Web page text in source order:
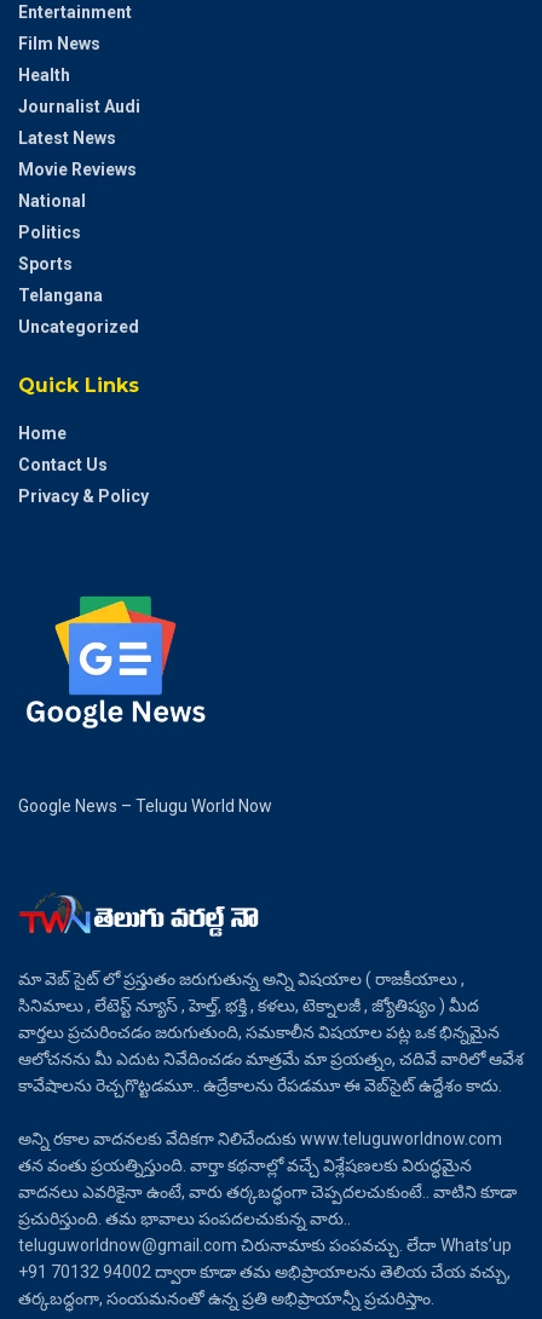
Entertainment
Film News
Health
Journalist Audi
Latest News
Movie Reviews
National
Politics
Sports
Telangana
Uncategorized
Quick Links
Home
Contact Us
Privacy & Policy
Google News – Telugu World Now
మా వెబ్ సైట్ లో ప్రస్తుతం జరుగుతున్న అన్ని విషయాల ( రాజకీయాలు ,
సినిమాలు , లేటెస్ట్ న్యూస్ , హెల్త్, భక్తి , కళలు, టెక్నాలజీ , జ్యోతిష్యం ) మీద
వార్తలు ప్రచురించడం జరుగుతుంది, సమకాలీన విషయాల పట్ల ఒక భిన్నమైన
ఆలోచనను మీ ఎదుట నివేదించడం మాత్రమే మా ప్రయత్నం, చదివే వారిలో ఆవేశ
కావేషాలను రెచ్చగొట్టడమూ.. ఉద్రేకాలను రేపడమూ ఈ వెబ్‌సైట్ ఉద్దేశం కాదు.
అన్ని రకాల వాదనలకు వేదికగా నిలిచేందుకు www.teluguworldnow.com
తన వంతు ప్రయత్నిస్తుంది. వార్తా కథనాల్లో వచ్చే విశ్లేషణలకు విరుద్ధమైన
వాదనలు ఎవరికైనా ఉంటే, వారు తర్కబద్ధంగా చెప్పదలచుకుంటే.. వాటిని కూడా
ప్రచురిస్తుంది. తమ భావాలు పంపదలచుకున్న వారు..
teluguworldnow@gmail.com చిరునామాకు పంపవచ్చు. లేదా Whats’up
+91 70132 94002 ద్వారా కూడా తమ అభిప్రాయాలను తెలియ చేయ వచ్చు,
తర్కబద్ధంగా, సంయమనంతో ఉన్న ప్రతి అభిప్రాయాన్నీ ప్రచురిస్తాం.